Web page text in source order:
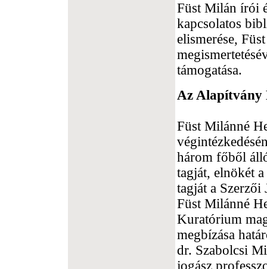
Füst Milán írói
kapcsolatos
elismerése,
támogatása.
Az Alapítvány
Füst Milánné
három főből
tagját, elnökét
tagját a
Füst Milánné
Kuratórium
megbízása
dr. Szabolcsi
jogász